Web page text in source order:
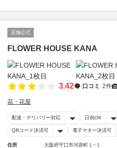
店舗公式
FLOWER HOUSE KANA
3.42 口コミ 2件
花・花屋
配達・デリバリー対応 日祝OK
QRコード決済可 電子マネー決済可
住所
大阪府守口市河原町１−１